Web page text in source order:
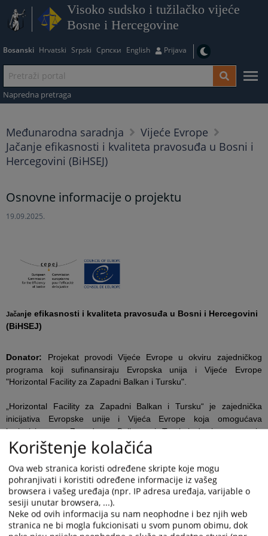
Visoko sudsko i tužilačko vijeće
Bosne i Hercegovine
Bosanski Hrvatski Srpski Српски English Prijava
Napredna pretraga
Međunarodna saradnja
Vijeće Evrope
Jačanje efikasnosti i kvaliteta pravosuđa u Bosni i
Hercegovini (BiHSEJ)
Osnovne informacije o projektu
19.09.2025.
Jačanje efikasnosti i kvaliteta pravosuđa u Bosni i Hercegovini
(BiHSEJ)
Donator: Projekat provodi Vijeće Evrope u okviru zajedničkog
programa koji sufinansiraju Evropska unija i Vijeće Evrope
"Horizontal Facility za Zapadni Balkan i Tursku".
„Horizontal Facility za Zapadni Balkan i Tursku“ je zajednička
inicijativa Evropske unije i Vijeća Evrope koja omogućava
korisnicima na Zapadnom Balkanu i Turskoj da ispune svoje
reformske agende u oblasti ljudskih prava, vladavine prava i
demokratije i da se usklade sa evropskim standardima, što je
takođe prioritet u procesu proširenja Evropske unije.
Budžet:658 000 EUR
Period provedbe:januar 2023. – december 2026. godine
Kontakti:
Projektna koordinatorica (Strasbourg): Anastasiia Nohovitsyna
Korištenje kolačića
Ova web stranica koristi određene skripte koje mogu
pohranjivati i koristiti određene informacije iz vašeg
browsera i vašeg uređaja (npr. IP adresa uređaja, varijable o
sesiji unutar browsera, ...).
Neke od ovih informacija su nam neophodne i bez njih web
stranica ne bi mogla fukcionisati u svom punom obimu, dok